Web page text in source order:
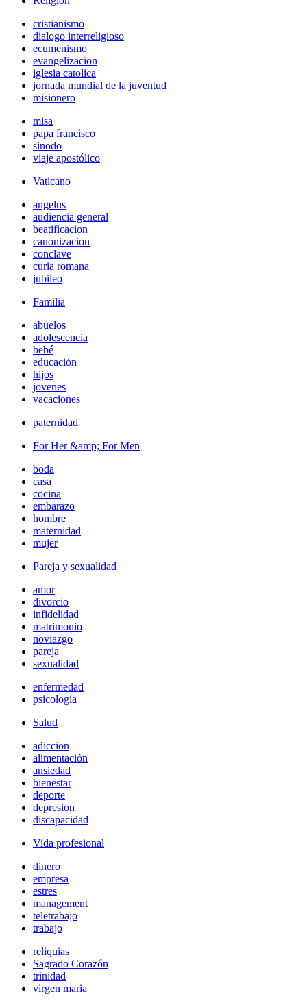
cristianismo
dialogo interreligioso
ecumenismo
evangelizacion
iglesia catolica
jornada mundial de la juventud
misionero
misa
papa francisco
sinodo
viaje apostólico
Vaticano
angelus
audiencia general
beatificacion
canonizacion
conclave
curia romana
jubileo
Familia
abuelos
adolescencia
bebé
educación
hijos
jovenes
vacaciones
paternidad
For Her &amp; For Men
boda
casa
cocina
embarazo
hombre
maternidad
mujer
Pareja y sexualidad
amor
divorcio
infidelidad
matrimonio
noviazgo
pareja
sexualidad
enfermedad
psicología
Salud
adiccion
alimentación
ansiedad
bienestar
deporte
depresion
discapacidad
Vida profesional
dinero
empresa
estres
management
teletrabajo
trabajo
reliquias
Sagrado Corazón
trinidad
virgen maria